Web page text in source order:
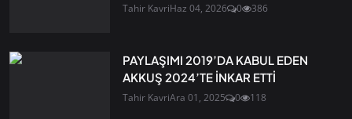
Tahir KavriHaz 04, 2026 0 386
PAYLAŞIMI 2019’DA KABUL EDEN
AKKUŞ 2024’TE İNKAR ETTİ
Tahir KavriAra 01, 2025 0 118